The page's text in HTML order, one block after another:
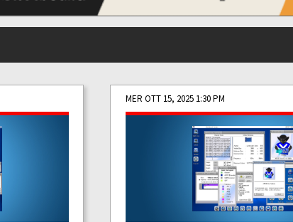
MER OTT 15, 2025 1:30 PM